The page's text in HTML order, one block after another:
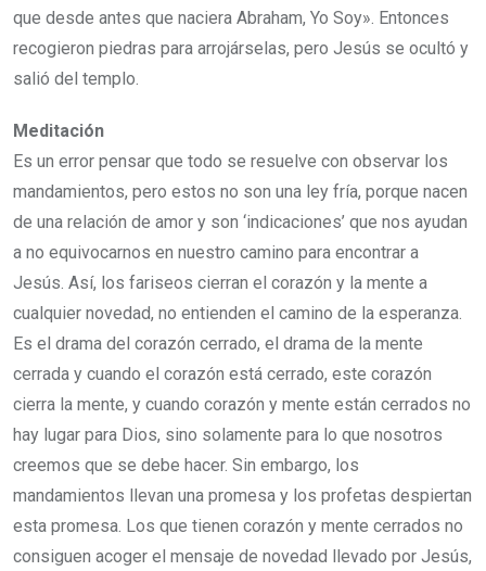
que desde antes que naciera Abraham, Yo Soy». Entonces
recogieron piedras para arrojárselas, pero Jesús se ocultó y
salió del templo.
Meditación
Es un error pensar que todo se resuelve con observar los
mandamientos, pero estos no son una ley fría, porque nacen
de una relación de amor y son ‘indicaciones’ que nos ayudan
a no equivocarnos en nuestro camino para encontrar a
Jesús. Así, los fariseos cierran el corazón y la mente a
cualquier novedad, no entienden el camino de la esperanza.
Es el drama del corazón cerrado, el drama de la mente
cerrada y cuando el corazón está cerrado, este corazón
cierra la mente, y cuando corazón y mente están cerrados no
hay lugar para Dios, sino solamente para lo que nosotros
creemos que se debe hacer. Sin embargo, los
mandamientos llevan una promesa y los profetas despiertan
esta promesa. Los que tienen corazón y mente cerrados no
consiguen acoger el mensaje de novedad llevado por Jesús,